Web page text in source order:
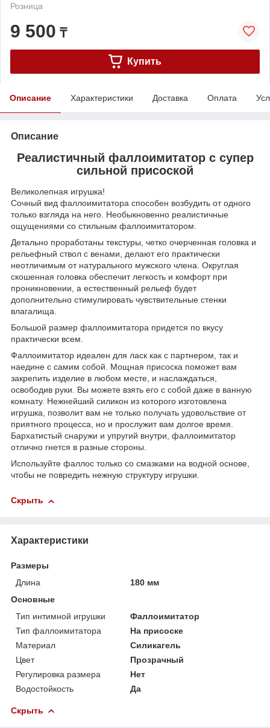
Розница
9 500 ₸
Купить
Описание Характеристики Доставка Оплата
Описание
Реалистичный фаллоимитатор с супер
сильной присоской
Великолепная игрушка!
Сочный вид фаллоимитатора способен возбудить от одного
только взгляда на него. Необыкновенно реалистичные
ощущениями со стильным фаллоимитатором.
Детально проработаны текстуры, четко очерченная головка и
рельефный ствол с венами, делают его практически
неотличимым от натурального мужского члена. Округлая
скошенная головка обеспечит легкость и комфорт при
проникновении, а естественный рельеф будет
дополнительно стимулировать чувствительные стенки
влагалища.
Большой размер фаллоимитатора придется по вкусу
практически всем.
Фаллоимитатор идеален для ласк как с партнером, так и
наедине с самим собой. Мощная присоска поможет вам
закрепить изделие в любом месте, и наслаждаться,
освободив руки. Вы можете взять его с собой даже в ванную
комнату. Нежнейший силикон из которого изготовлена
игрушка, позволит вам не только получать удовольствие от
приятного процесса, но и прослужит вам долгое время.
Бархатистый снаружи и упругий внутри, фаллоимитатор
отлично гнется в разные стороны.
Используйте фаллос только со смазками на водной основе,
чтобы не повредить нежную структуру игрушки.
Скрыть
Характеристики
Размеры
Длина
180 мм
Основные
Тип интимной игрушки
Фаллоимитатор
Тип фаллоимитатора
На присоске
Материал
Силикагель
Цвет
Прозрачный
Регулировка размера
Нет
Водостойкость
Да
Скрыть